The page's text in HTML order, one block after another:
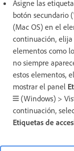
Asigne las
botón secundario
(Mac OS) en el
continuación, elija
elementos como
no siempre
estos elementos,
mostrar el panel
(Windows) >
continuación,
Etiquetas de